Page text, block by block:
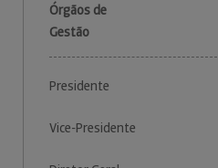
Órgãos de
Gestão
Presidente
Vice-Presidente